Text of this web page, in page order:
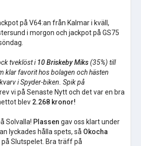
på V64:an från Kalmar i kväll,
i morgon och jackpot på GS75
tveklöst i10 Briskeby Miks(35%) till
klar favorit hos bolagen och hästen
i Spyder-biken. Spik på
vi på Senaste Nytt och det var en bra
blev 2.268 kronor!
Solvalla! Plassen gav oss klart under
lyckades hålla spets, så Okocha
på Slutspelet. Bra träff på